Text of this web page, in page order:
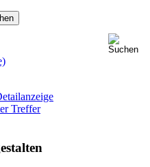
Treffer